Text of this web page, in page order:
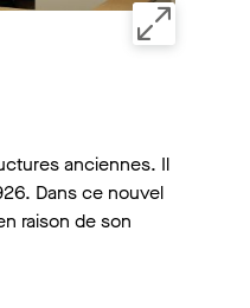
anciennes. Il
Dans ce nouvel
raison de son